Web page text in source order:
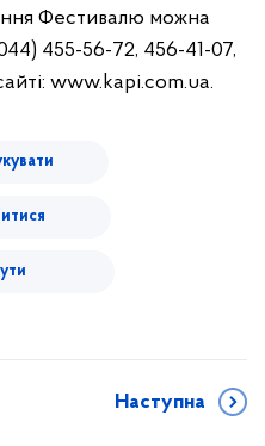
Фестивалю можна
455-56-72, 456-41-07,
www.kapi.com.ua.
Наступна